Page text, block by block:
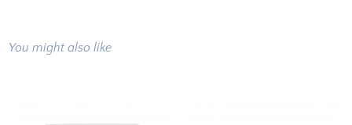
You might also like